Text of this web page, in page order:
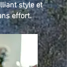
style et
effort.